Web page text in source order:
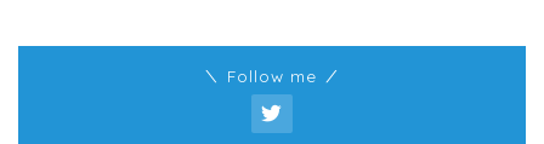
＼ Follow me ／